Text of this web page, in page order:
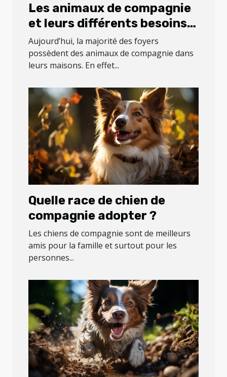
Les animaux de compagnie
et leurs différents besoins
en compléments
alimentaires
Aujourd’hui, la majorité des foyers
possèdent des animaux de compagnie dans
leurs maisons. En effet...
Quelle race de chien de
compagnie adopter ?
Les chiens de compagnie sont de meilleurs
amis pour la famille et surtout pour les
personnes...